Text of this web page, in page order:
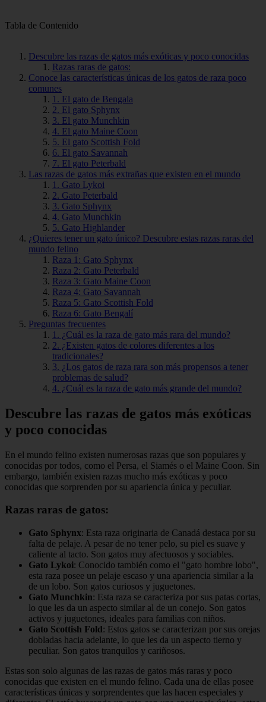
Tabla de Contenido
Descubre las razas de gatos más exóticas y poco conocidas
Razas raras de gatos:
Conoce las características únicas de los gatos de raza poco
comunes
1. El gato de Bengala
2. El gato Sphynx
3. El gato Munchkin
4. El gato Maine Coon
5. El gato Scottish Fold
6. El gato Savannah
7. El gato Peterbald
Las razas de gatos más extrañas que existen en el mundo
1. Gato Lykoi
2. Gato Peterbald
3. Gato Sphynx
4. Gato Munchkin
5. Gato Highlander
¿Quieres tener un gato único? Descubre estas razas raras del
mundo felino
Raza 1: Gato Sphynx
Raza 2: Gato Peterbald
Raza 3: Gato Maine Coon
Raza 4: Gato Savannah
Raza 5: Gato Scottish Fold
Raza 6: Gato Bengalí
Preguntas frecuentes
1. ¿Cuál es la raza de gato más rara del mundo?
2. ¿Existen gatos de colores diferentes a los
tradicionales?
3. ¿Los gatos de raza rara son más propensos a tener
problemas de salud?
4. ¿Cuál es la raza de gato más grande del mundo?
Descubre las razas de gatos más exóticas
y poco conocidas
En el mundo felino existen numerosas razas que son populares y
conocidas por todos, como el Persa, el Siamés o el Maine Coon. Sin
embargo, también existen razas mucho más exóticas y poco
conocidas que sorprenden por su apariencia única y peculiar.
Razas raras de gatos:
Gato Sphynx: Esta raza originaria de Canadá destaca por su
falta de pelaje. A pesar de no tener pelo, su piel es suave y
caliente al tacto. Son gatos muy afectuosos y sociables.
Gato Lykoi: Conocido también como el "gato hombre lobo",
esta raza posee un pelaje escaso y una apariencia similar a la
de un lobo. Son gatos curiosos y juguetones.
Gato Munchkin: Esta raza se caracteriza por sus patas cortas,
lo que les da un aspecto similar al de un conejo. Son gatos
activos y juguetones, ideales para familias con niños.
Gato Scottish Fold: Estos gatos se caracterizan por sus orejas
dobladas hacia adelante, lo que les da un aspecto tierno y
peculiar. Son gatos tranquilos y cariñosos.
Estas son solo algunas de las razas de gatos más raras y poco
conocidas que existen en el mundo felino. Cada una de ellas posee
características únicas y sorprendentes que las hacen especiales y